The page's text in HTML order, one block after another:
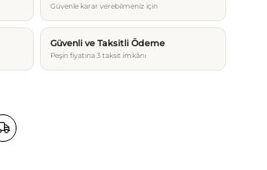
Güvenle karar verebilmeniz için
Güvenli ve Taksitli Ödeme
Peşin fiyatına 3 taksit imkânı